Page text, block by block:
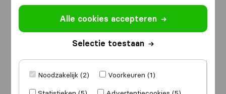
Alle cookies accepteren
Selectie toestaan
Noodzakelijk (2)
Voorkeuren (1)
Ik ga verhuizenvan
Ik ga verhuizennaar